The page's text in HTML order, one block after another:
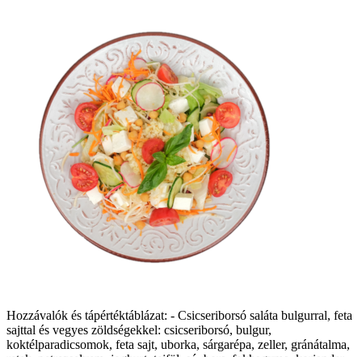
Hozzávalók és tápértéktáblázat: - Csicseriborsó saláta bulgurral, feta
sajttal és vegyes zöldségekkel: csicseriborsó, bulgur,
koktélparadicsomok, feta sajt, uborka, sárgarépa, zeller, gránátalma,